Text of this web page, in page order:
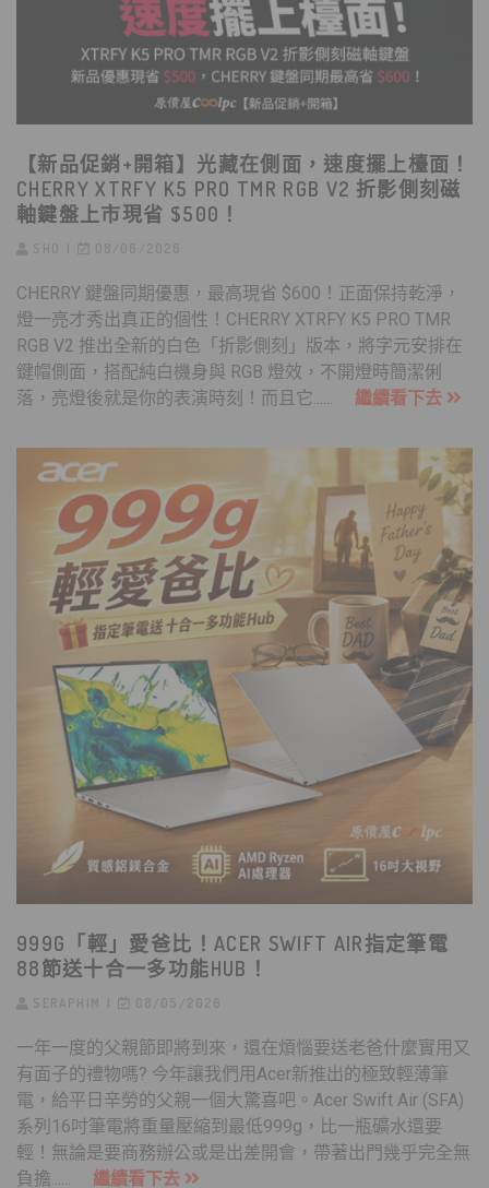
【新品促銷+開箱】光藏在側面，速度擺上檯面！
CHERRY XTRFY K5 PRO TMR RGB V2 折影側刻磁
軸鍵盤上市現省 $500！
CHERRY 鍵盤同期優惠，最高現省 $600！正面保持乾淨，
燈一亮才秀出真正的個性！CHERRY XTRFY K5 PRO TMR
RGB V2 推出全新的白色「折影側刻」版本，將字元安排在
鍵帽側面，搭配純白機身與 RGB 燈效，不開燈時簡潔俐
落，亮燈後就是你的表演時刻！而且它...... 繼續看下去
999G「輕」愛爸比！ACER SWIFT AIR指定筆電
88節送十合一多功能HUB！
一年一度的父親節即將到來，還在煩惱要送老爸什麼實用又
有面子的禮物嗎? 今年讓我們用Acer新推出的極致輕薄筆
電，給平日辛勞的父親一個大驚喜吧。Acer Swift Air (SFA)
系列16吋筆電將重量壓縮到最低999g，比一瓶礦水還要
輕！無論是要商務辦公或是出差開會，帶著出門幾乎完全無
負擔...... 繼續看下去